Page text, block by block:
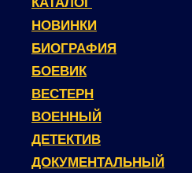
НОВИНКИ
БИОГРАФИЯ
БОЕВИК
ВЕСТЕРН
ВОЕННЫЙ
ДЕТЕКТИВ
ДОКУМЕНТАЛЬНЫЙ